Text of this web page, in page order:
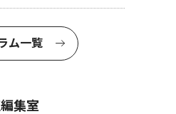
ム一覧
集室